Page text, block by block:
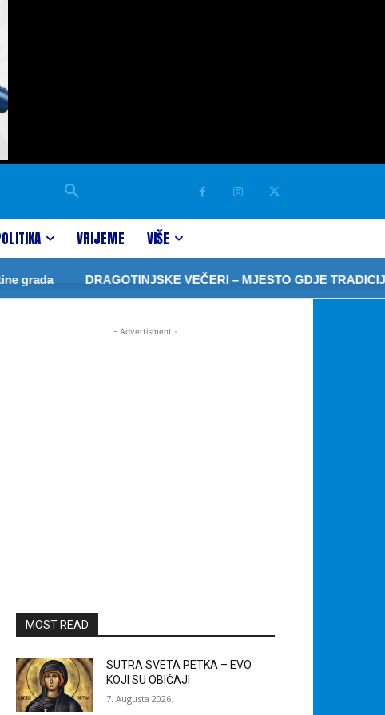
VRIJEME VIŠE
grada
DRAGOTINJSKE VEČERI – MJESTO GDJE
- Advertisment -
MOST READ
SUTRA SVETA PETKA – EVO
KOJI SU OBIČAJI
7. Augusta 2026.